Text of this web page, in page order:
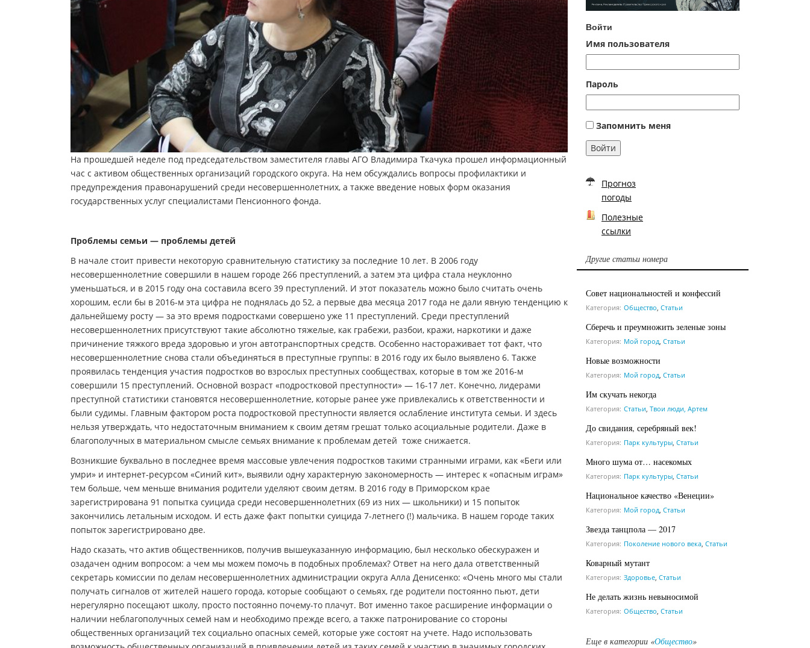
На прошедшей неделе под председательством заместителя главы АГО Владимира Ткачука прошел информационный
час с активом общественных организаций городского округа. На нем обсуждались вопросы профилактики и
предупреждения правонарушений среди несовершеннолетних, а также введение новых форм оказания
государственных услуг специалистами Пенсионного фонда.
Проблемы семьи — проблемы детей
В начале стоит привести некоторую сравнительную статистику за последние 10 лет. В 2006 году
несовершеннолетние совершили в нашем городе 266 преступлений, а затем эта цифра стала неуклонно
уменьшаться, и в 2015 году она составила всего 39 преступлений. И этот показатель можно было считать очень
хорошим, если бы в 2016-м эта цифра не поднялась до 52, а первые два месяца 2017 года не дали явную тенденцию к
дальнейшему росту — за это время подростками совершено уже 11 преступлений. Среди преступлений
несовершеннолетних присутствуют такие абсолютно тяжелые, как грабежи, разбои, кражи, наркотики и даже
причинение тяжкого вреда здоровью и угон автотранспортных средств. Особенно настораживает тот факт, что
несовершеннолетние снова стали объединяться в преступные группы: в 2016 году их было выявлено 6. Также
проявилась тенденция участия подростков во взрослых преступных сообществах, которые в том же 2016-м
совершили 15 преступлений. Основной возраст «подростковой преступности» — 16-17 лет. Конечно, лидерами
преступной статистики становятся несовершеннолетние, которые ранее уже привлекались к ответственности и
были судимы. Главным фактором роста подростковой преступности является ослабление института семьи. И здесь
нельзя утверждать, что недостаточным вниманием к своим детям грешат только асоциальные родители. Даже в
благополучных в материальном смысле семьях внимание к проблемам детей тоже снижается.
Возникшие буквально в последнее время массовые увлечения подростков такими странными играми, как «Беги или
умри» и интернет-ресурсом «Синий кит», выявили одну характерную закономерность — интерес к «опасным играм»
тем больше, чем меньше внимания родители уделяют своим детям. В 2016 году в Приморском крае
зарегистрирована 91 попытка суицида среди несовершеннолетних (69 из них — школьники) и 15 попыток
закончились летальным исходом. И есть даже факт попытки суицида 7-летнего (!) мальчика. В нашем городе таких
попыток зарегистрировано две.
Надо сказать, что актив общественников, получив вышеуказанную информацию, был несколько обескуражен и
озадачен одним вопросом: а чем мы можем помочь в подобных проблемах? Ответ на него дала ответственный
секретарь комиссии по делам несовершеннолетних администрации округа Алла Денисенко: «Очень много мы стали
получать сигналов от жителей нашего города, которые сообщают о семьях, где родители постоянно пьют, дети
нерегулярно посещают школу, просто постоянно почему-то плачут. Вот именно такое расширение информации о
наличии неблагополучных семей нам и необходимо прежде всего, а также патронирование со стороны
общественных организаций тех социально опасных семей, которые уже состоят на учете. Надо использовать
Войти
Имя пользователя
Пароль
Запомнить меня
Войти
Прогноз
погоды
Полезные
ссылки
Другие статьи номера
Совет национальностей и конфессий
Категория: Общество Статьи
Сберечь и преумножить зеленые зоны
Категория: Мой город Статьи
Новые возможности
Категория: Мой город Статьи
Им скучать некогда
Категория: Статьи Твои люди, Артем
До свидания, серебряный век!
Категория: Парк культуры Статьи
Много шума от… насекомых
Категория: Парк культуры Статьи
Национальное качество «Венеции»
Категория: Мой город Статьи
Звезда танцпола — 2017
Категория: Поколение нового века Статьи
Коварный мутант
Категория: Здоровье Статьи
Не делать жизнь невыносимой
Категория: Общество Статьи
Еще в категории «Общество»